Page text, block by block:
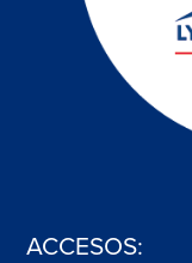
ACCESOS: